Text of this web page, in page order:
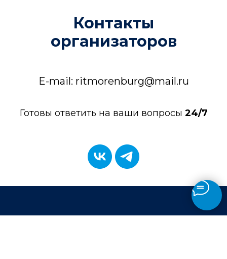
Контакты
организаторов
E-mail: ritmorenburg@mail.ru
Готовы ответить на ваши вопросы 24/7